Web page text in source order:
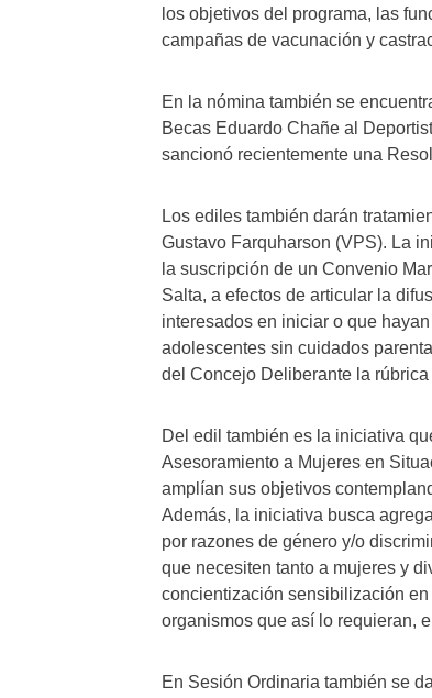
los objetivos del programa, las
campañas de vacunación y
En la nómina también se
Becas Eduardo Chañe al
sancionó recientemente una
Los ediles también darán
Gustavo Farquharson (VPS). La
la suscripción de un Convenio
Salta, a efectos de articular la
interesados en iniciar o que
adolescentes sin cuidados
del Concejo Deliberante la
Del edil también es la iniciativa
Asesoramiento a Mujeres en
amplían sus objetivos
Además, la iniciativa busca
por razones de género y/o
que necesiten tanto a mujeres y
concientización sensibilización
organismos que así lo requieran,
En Sesión Ordinaria también se